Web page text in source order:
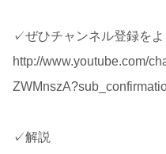
✓ぜひチャンネル登録をよ
http://www.youtube.com/
✓解説